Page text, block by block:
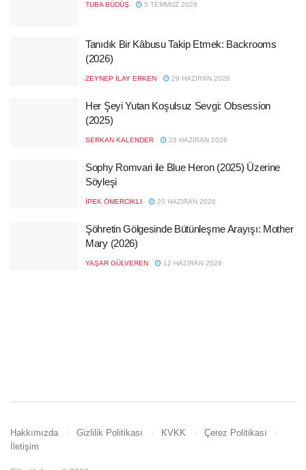
TUBA BÜDÜŞ 5 TEMMUZ 2026
Tanıdık Bir Kâbusu Takip Etmek: Backrooms
(2026)
ZEYNEP İLAY ERKEN 29 HAZIRAN 2026
Her Şeyi Yutan Koşulsuz Sevgi: Obsession
(2025)
SERKAN KALENDER 23 HAZIRAN 2026
Sophy Romvari ile Blue Heron (2025) Üzerine
Söyleşi
İPEK ÖMERCIKLI 20 HAZIRAN 2026
Şöhretin Gölgesinde Bütünleşme Arayışı: Mother
Mary (2026)
YAŞAR GÜLVEREN 12 HAZIRAN 2026
Hakkımızda Gizlilik Politikası KVKK
Çerez Politikası
İletişim